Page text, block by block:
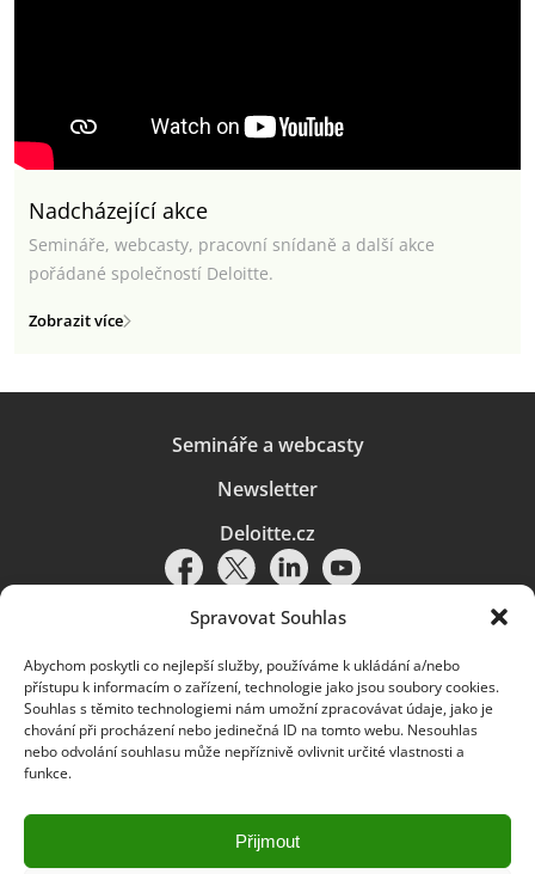
Spravovat Souhlas
Abychom poskytli co nejlepší služby, používáme k ukládání a/nebo
přístupu k informacím o zařízení, technologie jako jsou soubory cookies.
Souhlas s těmito technologiemi nám umožní zpracovávat údaje, jako je
chování při procházení nebo jedinečná ID na tomto webu. Nesouhlas
nebo odvolání souhlasu může nepříznivě ovlivnit určité vlastnosti a
funkce.
Přijmout
Nadcházející akce
Semináře, webcasty, pracovní snídaně a další akce
pořádané společností Deloitte.
Zobrazit více
Semináře a webcasty
Newsletter
Deloitte.cz
Pravidla používání|Ochrana osobních údajů|Soubory cookies |
Deloitte.cz
© 2026. Více informací najdete vPravidlech používání.
Deloitte označuje jednu či více společností globální sítě členských
a přidružené subjekty (souhrnně „organizace Deloitte“). Společnost DTTL
(rovněž označovaná jako „Deloitte Global“) a každá z jejích členských
společností a jejich přidružených subjektů je samostatným a nezávislým